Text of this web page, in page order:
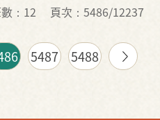
語連續劇臺語歌曲：
霧夜港都》唱片封套
：12 頁次：5486/12237
5487 5488